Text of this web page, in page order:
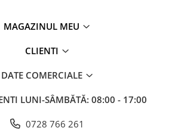
MAGAZINUL MEU
CLIENTI
DATE COMERCIALE
LUNI-SÂMBĂTĂ: 08:00 - 17:00
0728 766 261